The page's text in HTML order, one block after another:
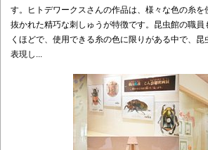
す。ヒトデワークスさんの作品は、様々な色の糸を
抜かれた精巧な刺しゅうが特徴です。昆虫館の職員
くほどで、使用できる糸の色に限りがある中で、
表現し...